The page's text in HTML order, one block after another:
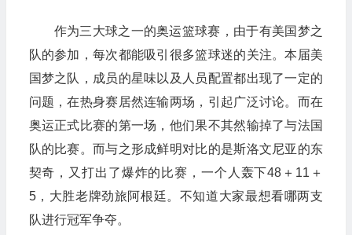
作为三大球之一的奥运篮球赛，由于有美国梦之
队的参加，每次都能吸引很多篮球迷的关注。本届美
国梦之队，成员的星味以及人员配置都出现了一定的
问题，在热身赛居然连输两场，引起广泛讨论。而在
奥运正式比赛的第一场，他们果不其然输掉了与法国
队的比赛。而与之形成鲜明对比的是斯洛文尼亚的东
契奇，又打出了爆炸的比赛，一个人轰下48＋11＋
5，大胜老牌劲旅阿根廷。不知道大家最想看哪两支
队进行冠军争夺。